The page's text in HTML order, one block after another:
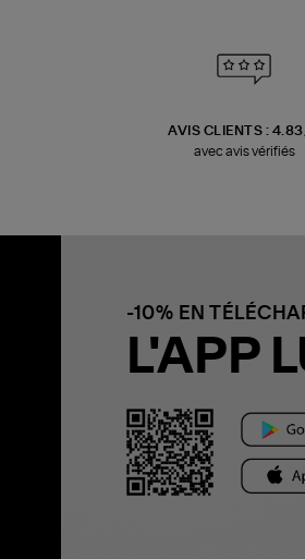
AVIS CLIENTS :
avec avis vérifiés
-10% EN
L'APP